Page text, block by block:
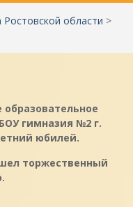
области >
гимназия №2 г.
юбилей.
торжественный